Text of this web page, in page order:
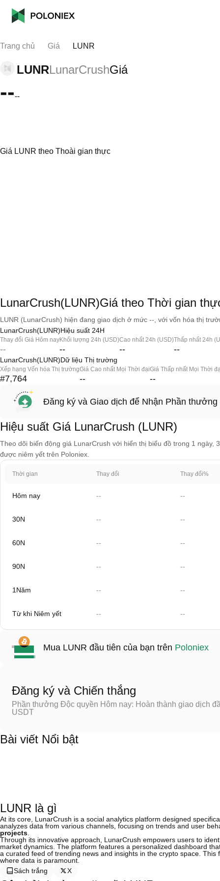
Trang chủ Giá LUNR
LUNRLunarCrushGiá
----
Giá LUNR theo Thoài gian thực
LunarCrush(LUNR)Giá theo Thời gian
LUNR (LunarCrush) hiện đang giao dịch ở mức --, với vốn hóa thị
LunarCrush(LUNR)Hiệu suất 24H
Thay đổi Giá Hôm nay
--
Khối lượng 24h (USD)
--
Cao nhất 24h (USD)
--
Thấp nhất 24h
--
LunarCrush(LUNR)Dữ liệu Thị trường
Xếp hạng Vốn hóa Thị trường
#7,764
Giá Cao nhất Mọi Thời đại
--
Giá Thấp nhất Mọi Thời
--
Đăng ký và Giao dịch để Nhận Phần thưởng
Hiệu suất Giá LunarCrush (LUNR)
Theo dõi biến động giá LunarCrush với hiển thị biểu đồ trong 1 ngày,
được niêm yết trên Poloniex.
Thời gian Thay đổi Thay đổi%
Hôm nay -- --
30N -- --
60N -- --
90N -- --
1Năm -- --
Từ khi Niêm yết -- --
Mua LUNR đầu tiên của bạn trên Poloniex
Đăng ký và Chiến thắng
Phần thưởng Độc quyền Hôm nay: Hoàn thành giao dịch
USDT
Bài viết Nổi bật
LUNR là gì
At its core, LunarCrush is a social analytics platform designed
analyzes data from various channels, focusing on trends and user
projects
Through its innovative approach, LunarCrush empowers users to
market dynamics. The platform features a personalized dashboard
a curated feed of trending news and insights in the crypto space.
where data is paramount.
Sách trắng
X